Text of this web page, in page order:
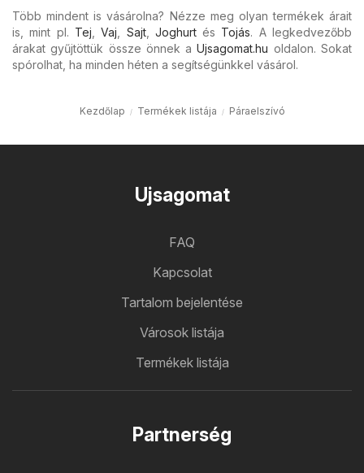
Több mindent is vásárolna? Nézze meg olyan termékek árait
is, mint pl. Tej ,Vaj Sajt, Joghurtés Tojás. A legkedvezőbb
árakat gyűjtöttük össze önnek aUjsagomat.hu oldalon. Sokat
spórolhat, ha minden héten a segítségünkkel vásárol.
Kezdőlap Termékek listája Páraelszívó
Ujsagomat
FAQ
Kapcsolat
Tartalom bejelentése
Városok listája
Termékek listája
Partnerség